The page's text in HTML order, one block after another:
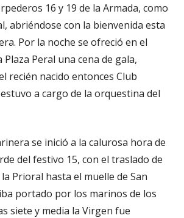
16 y 19 de la Armada, como
abriéndose con la bienvenida esta
Por la noche se ofreció en el
Peral una cena de gala,
recién nacido entonces Club
a cargo de la orquestina del
se inició a la calurosa hora de
del festivo 15, con el traslado de
Prioral hasta el muelle de San
portado por los marinos de los
siete y media la Virgen fue